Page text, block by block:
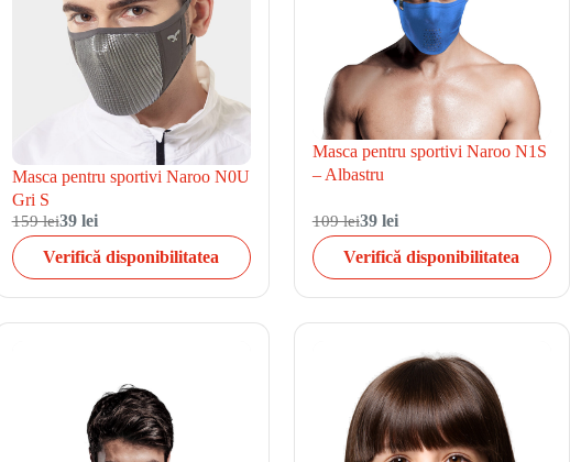
Masca pentru sportivi Naroo N0U
Gri S
159 lei39 lei
Verifică disponibilitatea
Masca pentru sportivi Naroo N1S
– Albastru
109 lei39 lei
Verifică disponibilitatea